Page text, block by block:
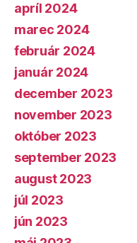
apríl 2024
marec 2024
február 2024
január 2024
december 2023
november 2023
október 2023
september 2023
august 2023
júl 2023
jún 2023